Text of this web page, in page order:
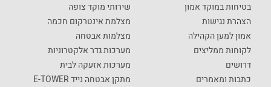
בטיחות במוקד אמון
הצהרת נגישות
אמון למען הקהילה
לקוחות ממליצים
דרושים
כתבות ומאמרים
שירותי מוקד צופה
מצלמת אינטרקום חכמה
מצלמות אבטחה
מערכות גדר אלקטרוניות
מערכות אזעקה לבית
מתקן אבטחה נייד E-TOWER